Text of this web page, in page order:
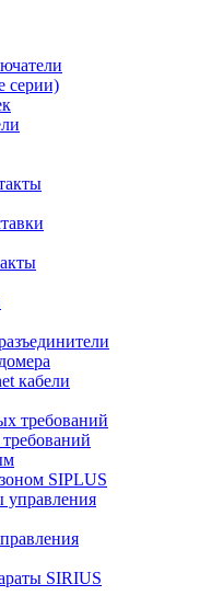
серии)
кабели
SIPLUS
SIRIUS